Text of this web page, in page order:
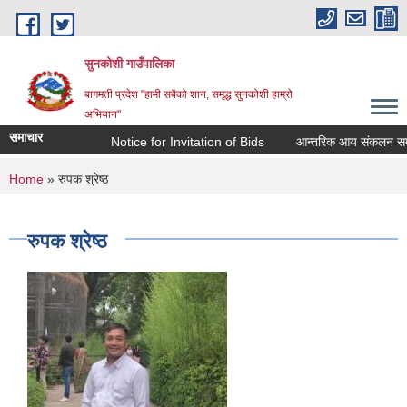
Skip to main content
सुनकोशी गाउँपालिका
बागमती प्रदेश "हामी सबैको शान, समृद्ध सुनकोशी हाम्रो
अभियान"
समाचार Notice for Invitation of Bids आन्तरिक आय संकलन सम्बन्धी
You are here
Home » रुपक श्रेष्ठ
रुपक श्रेष्ठ